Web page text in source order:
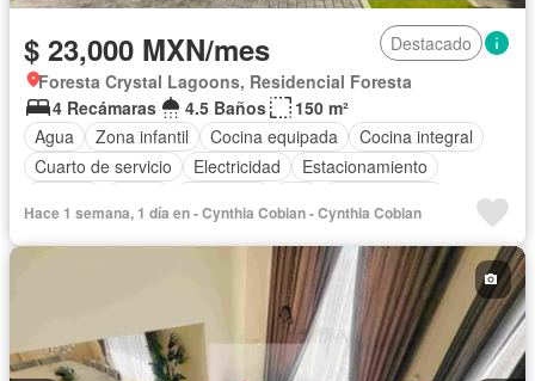
$ 23,000 MXN/mes
Destacado
Foresta Crystal Lagoons, Residencial Foresta
4 Recámaras
4.5 Baños
150 m²
Agua
Zona infantil Cocina equipada
Cocina integral
Cuarto de servicio
Electricidad
Estacionamiento
Permite mascotas
Permite niños
Solo familias
Hace 1 semana, 1 día en - Cynthia Cobian - Cynthia Cobian